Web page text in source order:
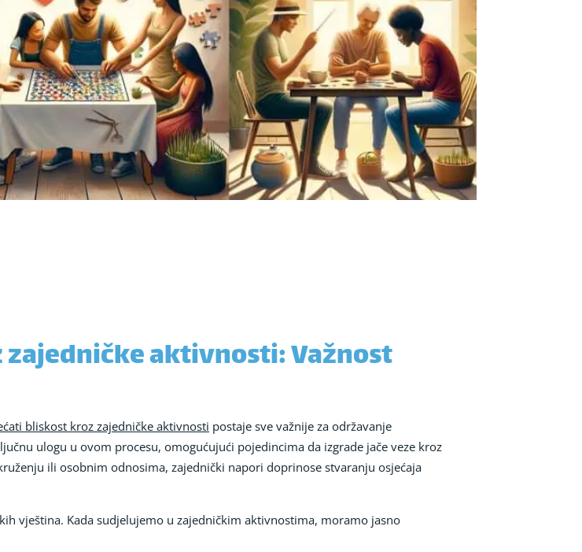
aktivnosti: Važnost
bliskost kroz zajedničke aktivnosti postaje sve važnije za održavanje
ulogu u ovom procesu, omogućujući pojedincima da izgrade jače veze kroz
ili osobnim odnosima, zajednički napori doprinose stvaranju osjećaja
vještina. Kada sudjelujemo u zajedničkim aktivnostima, moramo jasno